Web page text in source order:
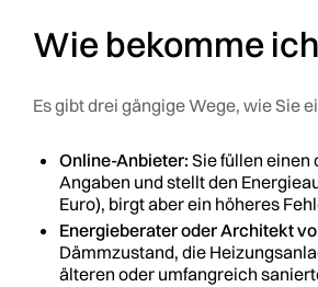
Wie bekomme
Es gibt drei gängige Wege, wie Sie
Online-Anbieter: Sie füllen einen
Angaben und stellt den
Euro), birgt aber ein höheres
Energieberater oder Architekt
Dämmzustand, die
älteren oder umfangreich